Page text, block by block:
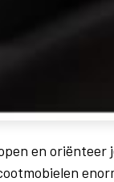
en oriënteer